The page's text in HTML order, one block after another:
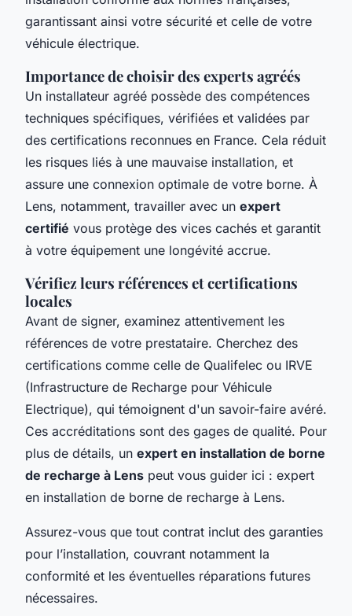
garantissant ainsi votre sécurité et celle de votre
véhicule électrique.
Importance de choisir des experts agréés
Un installateur agréé possède des compétences
techniques spécifiques, vérifiées et validées par
des certifications reconnues en France. Cela réduit
les risques liés à une mauvaise installation, et
assure une connexion optimale de votre borne. À
Lens, notamment, travailler avec un expert
certifié vous protège des vices cachés et garantit
à votre équipement une longévité accrue.
Vérifiez leurs références et certifications
locales
Avant de signer, examinez attentivement les
références de votre prestataire. Cherchez des
certifications comme celle de Qualifelec ou IRVE
(Infrastructure de Recharge pour Véhicule
Electrique), qui témoignent d'un savoir-faire avéré.
Ces accréditations sont des gages de qualité. Pour
plus de détails, un expert en installation de borne
de recharge à Lens peut vous guider ici : expert
en installation de borne de recharge à Lens.
Assurez-vous que tout contrat inclut des garanties
pour l’installation, couvrant notamment la
conformité et les éventuelles réparations futures
nécessaires.